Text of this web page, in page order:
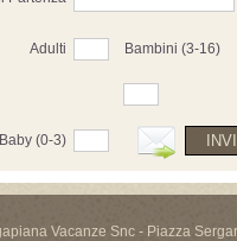
Adulti Bambini (3-16)
Baby (0-3)
Vacanze Snc - Piazza